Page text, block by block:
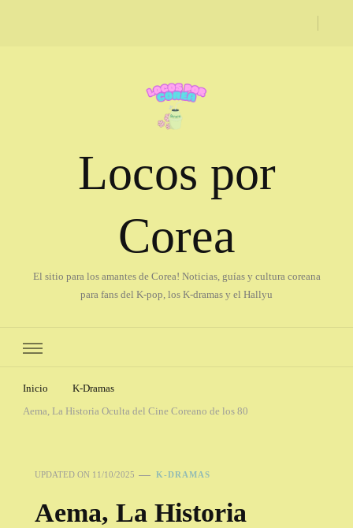
Locos por
Corea
El sitio para los amantes de Corea! Noticias, guías y cultura coreana
para fans del K-pop, los K-dramas y el Hallyu
Inicio
K-Dramas
Aema, La Historia Oculta del Cine Coreano de los 80
UPDATED ON 11/10/2025 K-DRAMAS
Aema, La Historia